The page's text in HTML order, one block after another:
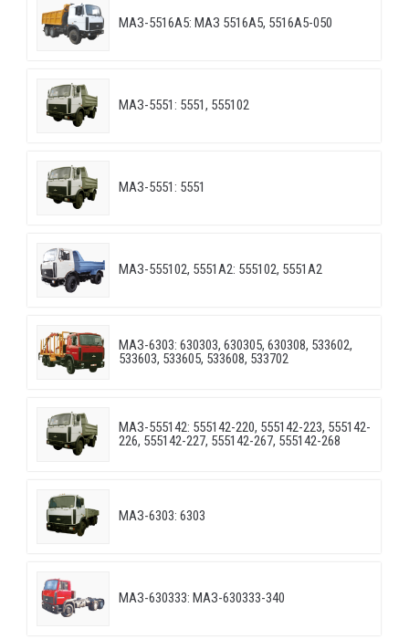
МАЗ-5516А5: МАЗ 5516А5, 5516А5-050
МАЗ-5551: 5551, 555102
МАЗ-5551: 5551
МАЗ-555102, 5551А2: 555102, 5551А2
МАЗ-6303: 630303, 630305, 630308, 533602,
533603, 533605, 533608, 533702
МАЗ-555142: 555142-220, 555142-223, 555142-
226, 555142-227, 555142-267, 555142-268
МАЗ-6303: 6303
МАЗ-630333: МАЗ-630333-340